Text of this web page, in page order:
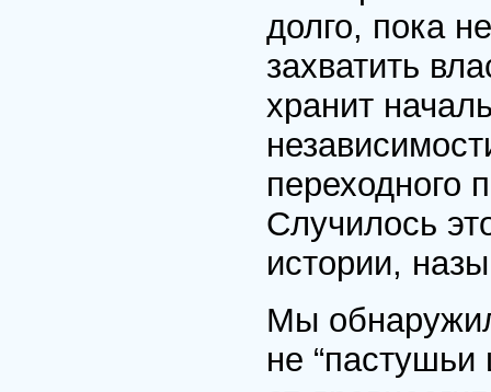
долго, пока
захватить
хранит
переходного
Случилось
истории,
Мы
не